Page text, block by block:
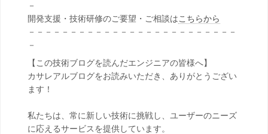
－
開発支援・技術研修のご要望・ご相談はこちらから
－－－－－－－－－－－－－－－－－－－－－－－－－
－
【この技術ブログを読んだエンジニアの皆様へ】
カサレアルブログをお読みいただき、ありがとうござい
ます！
私たちは、常に新しい技術に挑戦し、ユーザーのニーズ
に応えるサービスを提供しています。